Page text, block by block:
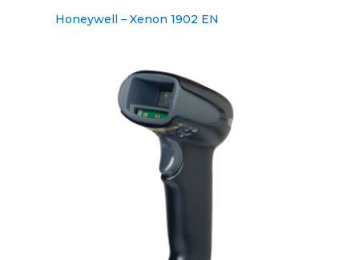
Honeywell – Xenon 1902 EN